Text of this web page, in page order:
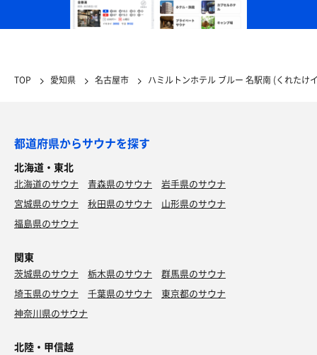
TOP 愛知県 名古屋市 ハミルトンホテル ブルー 名駅南 (くれたけ
都道府県からサウナを探す
北海道・東北
北海道のサウナ 青森県のサウナ
岩手県のサウナ
宮城県のサウナ
秋田県のサウナ
山形県のサウナ
福島県のサウナ
関東
茨城県のサウナ 栃木県のサウナ
群馬県のサウナ
埼玉県のサウナ
千葉県のサウナ
東京都のサウナ
神奈川県のサウナ
北陸・甲信越